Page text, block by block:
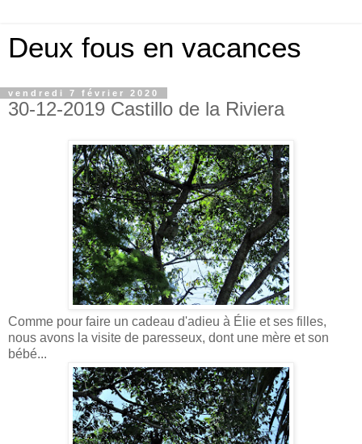
Deux fous en vacances
vendredi 7 février 2020
30-12-2019 Castillo de la Riviera
Comme pour faire un cadeau d'adieu à Élie et ses filles,
nous avons la visite de paresseux, dont une mère et son
bébé...